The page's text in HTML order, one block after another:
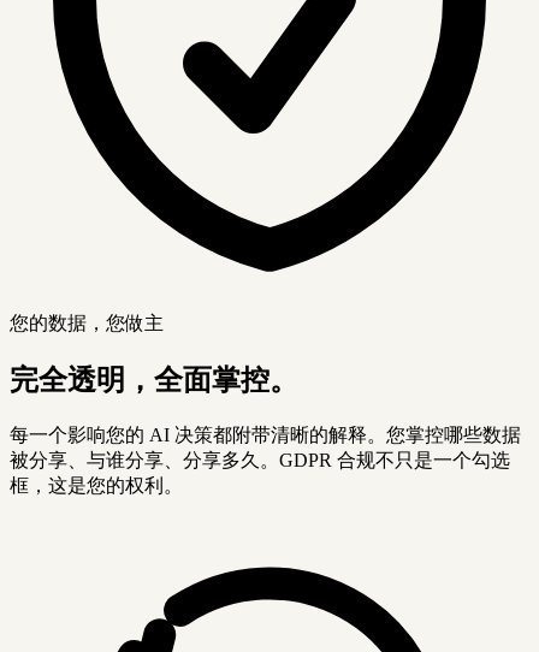
您的数据，您做主
完全透明，全面掌控。
每一个影响您的 AI 决策都附带清晰的解释。您掌控哪些数据
被分享、与谁分享、分享多久。GDPR 合规不只是一个勾选
框，这是您的权利。